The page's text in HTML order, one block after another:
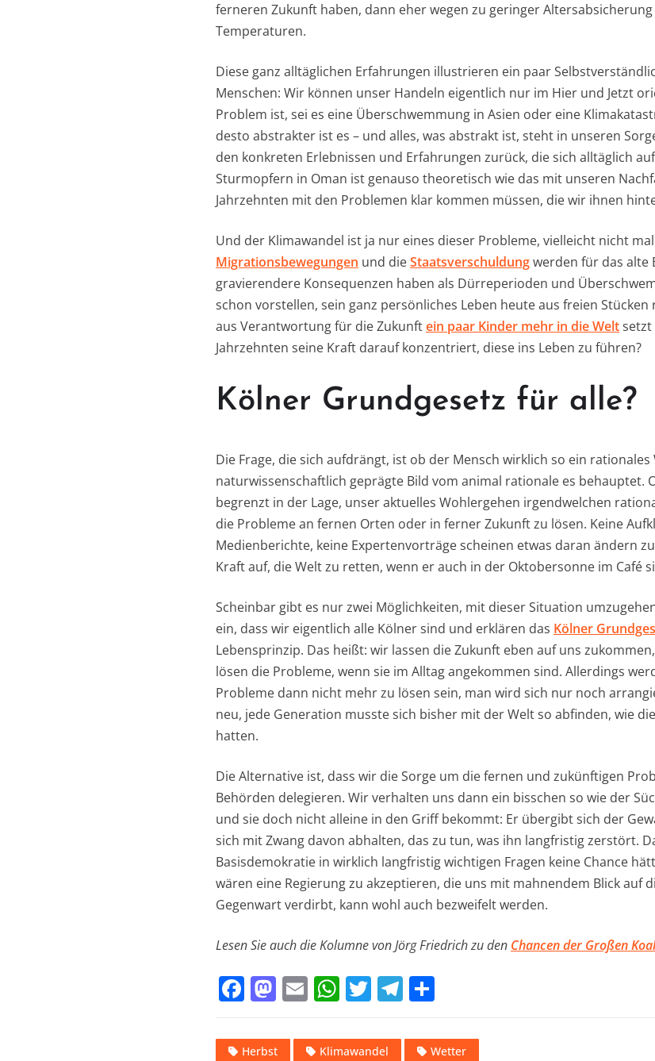
ferneren Zukunft haben, dann eher wegen zu geringer
Temperaturen.
Diese ganz alltäglichen Erfahrungen illustrieren ein paar
Menschen: Wir können unser Handeln eigentlich nur im Hier und Jetzt
Problem ist, sei es eine Überschwemmung in Asien oder eine
desto abstrakter ist es – und alles, was abstrakt ist, steht in unseren
den konkreten Erlebnissen und Erfahrungen zurück, die sich alltäglich
Sturmopfern in Oman ist genauso theoretisch wie das mit unseren
Jahrzehnten mit den Problemen klar kommen müssen, die wir ihnen
Und der Klimawandel ist ja nur eines dieser Probleme, vielleicht nicht
Migrationsbewegungen und dieStaatsverschuldungwerden für das alte
gravierendere Konsequenzen haben als Dürreperioden und
schon vorstellen, sein ganz persönliches Leben heute aus freien Stücken
aus Verantwortung für die Zukunftein paar Kinder mehr in die Weltsetzt
Jahrzehnten seine Kraft darauf konzentriert, diese ins Leben zu führen?
Kölner Grundgesetz für alle?
Die Frage, die sich aufdrängt, ist ob der Mensch wirklich so ein
naturwissenschaftlich geprägte Bild vom animal rationale es behauptet.
begrenzt in der Lage, unser aktuelles Wohlergehen irgendwelchen
die Probleme an fernen Orten oder in ferner Zukunft zu lösen. Keine
Medienberichte, keine Expertenvorträge scheinen etwas daran ändern
Kraft auf, die Welt zu retten, wenn er auch in der Oktobersonne im Café
Scheinbar gibt es nur zwei Möglichkeiten, mit dieser Situation
ein, dass wir eigentlich alle Kölner sind und erklären das Kölner
Lebensprinzip. Das heißt: wir lassen die Zukunft eben auf uns
lösen die Probleme, wenn sie im Alltag angekommen sind. Allerdings
Probleme dann nicht mehr zu lösen sein, man wird sich nur noch
neu, jede Generation musste sich bisher mit der Welt so abfinden, wie
hatten.
Die Alternative ist, dass wir die Sorge um die fernen und zukünftigen
Behörden delegieren. Wir verhalten uns dann ein bisschen so wie der
und sie doch nicht alleine in den Griff bekommt: Er übergibt sich der
sich mit Zwang davon abhalten, das zu tun, was ihn langfristig zerstört.
Basisdemokratie in wirklich langfristig wichtigen Fragen keine Chance
wären eine Regierung zu akzeptieren, die uns mit mahnendem Blick auf
Gegenwart verdirbt, kann wohl auch bezweifelt werden.
Lesen Sie auch die Kolumne von Jörg Friedrich zu den Chancen der Großen
F
c
M
st
E
ai
W
at
T
it
T
e le
Herbst Klimawandel Wetter